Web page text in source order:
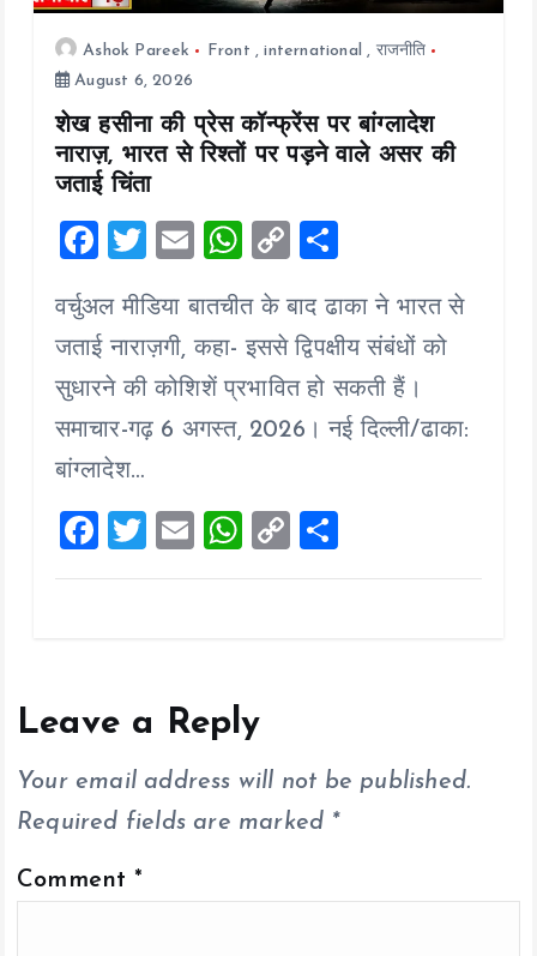
Ashok Pareek Front ,international , राजनीति
August 6, 2026
शेख हसीना की प्रेस कॉन्फ्रेंस पर बांग्लादेश
नाराज़, भारत से रिश्तों पर पड़ने वाले असर की
जताई चिंता
F
ce
b
o
o
k
T
tt
er
E
ai
l
W
at
s
A
p
C
p
y
Li
n
a
re
वर्चुअल मीडिया बातचीत के बाद ढाका ने भारत से
जताई नाराज़गी, कहा- इससे द्विपक्षीय संबंधों को
सुधारने की कोशिशें प्रभावित हो सकती हैं।
समाचार-गढ़ 6 अगस्त, 2026। नई दिल्ली/ढाका:
बांग्लादेश…
F
a
o
T
wi
E
m
W
h
p
p
C
o
h
Leave a Reply
Your email address will not be published.
Required fields are marked *
Comment *